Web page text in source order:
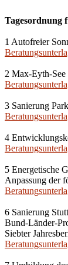
Tagesordnung
1 Autofreier
2 Max-Eyth-
3 Sanierung
4
5 Energetische
Anpassung der
6 Sanierung
Bund-Länder-
Siebter